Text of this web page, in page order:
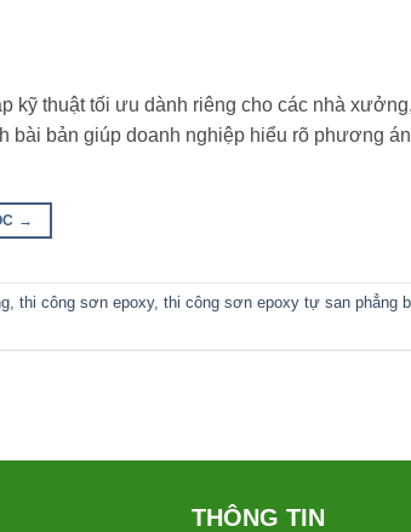
thuật tối ưu dành riêng cho các nhà
bản giúp doanh nghiệp hiểu rõ phương
→
thi công sơn epoxy, thi công sơn epoxy tự san phẳng
THÔNG TIN